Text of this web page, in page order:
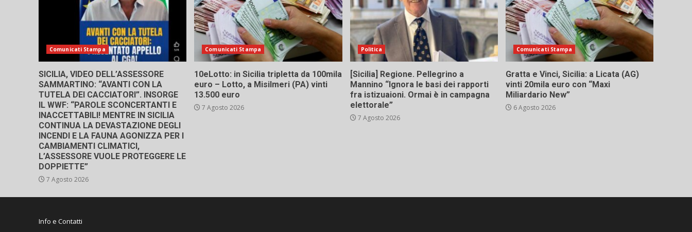
Comunicati Stampa
SICILIA, VIDEO DELL’ASSESSORE
SAMMARTINO: “AVANTI CON LA
TUTELA DEI CACCIATORI”. INSORGE
IL WWF: “PAROLE SCONCERTANTI E
INACCETTABILI! MENTRE IN SICILIA
CONTINUA LA DEVASTAZIONE DEGLI
INCENDI E LA FAUNA AGONIZZA PER I
CAMBIAMENTI CLIMATICI,
L’ASSESSORE VUOLE PROTEGGERE LE
DOPPIETTE”
7 Agosto 2026
Comunicati Stampa
10eLotto: in Sicilia tripletta da 100mila
euro – Lotto, a Misilmeri (PA) vinti
13.500 euro
7 Agosto 2026
Politica
[Sicilia] Regione. Pellegrino a
Mannino “Ignora le basi dei rapporti
fra istizuaioni. Ormai è in campagna
elettorale”
7 Agosto 2026
Comunicati Stampa
Gratta e Vinci, Sicilia: a Licata (AG)
vinti 20mila euro con “Maxi
Miliardario New”
6 Agosto 2026
Info e Contatti